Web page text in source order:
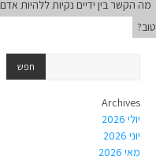
מה הקשר בין ידיים נקיות ללהיות אדם
טוב?
Archives
יולי 2026
יוני 2026
מאי 2026